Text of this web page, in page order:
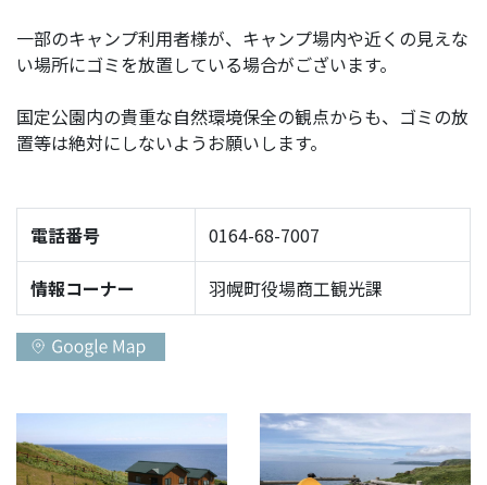
一部のキャンプ利用者様が、キャンプ場内や近くの見えな
い場所にゴミを放置している場合がございます。
国定公園内の貴重な自然環境保全の観点からも、ゴミの放
置等は絶対にしないようお願いします。
電話番号 0164-68-7007
情報コーナー 羽幌町役場商工観光課